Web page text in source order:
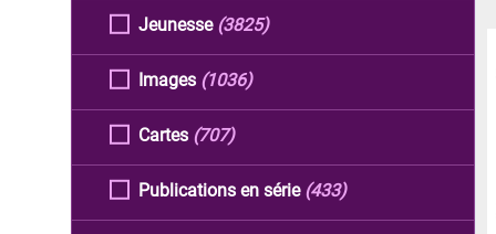
Jeunesse (3825)
Images (1036)
Cartes (707)
Publications en série (433)